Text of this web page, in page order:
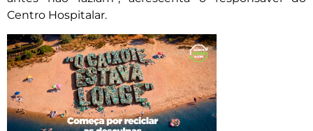
Centro Hospitalar.